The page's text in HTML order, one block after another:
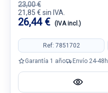
23,00 €
21,85 € sin IVA.
26,44 € (IVA incl.)
Ref: 7851702
Garantía 1 año Envío 24-48h